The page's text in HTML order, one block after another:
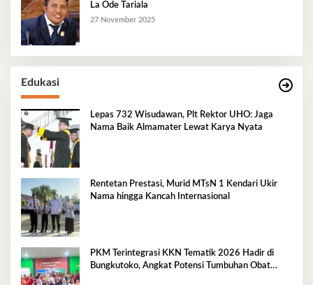
La Ode Tariala
27 November 2025
Edukasi
Lepas 732 Wisudawan, Plt Rektor UHO: Jaga
Nama Baik Almamater Lewat Karya Nyata
Rentetan Prestasi, Murid MTsN 1 Kendari Ukir
Nama hingga Kancah Internasional
PKM Terintegrasi KKN Tematik 2026 Hadir di
Bungkutoko, Angkat Potensi Tumbuhan Obat